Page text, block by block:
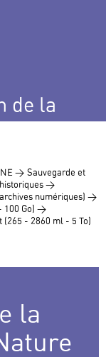
de la
> Sauvegarde et
>
numériques) >
100 Go) >
- 2860 ml - 5 To)
la